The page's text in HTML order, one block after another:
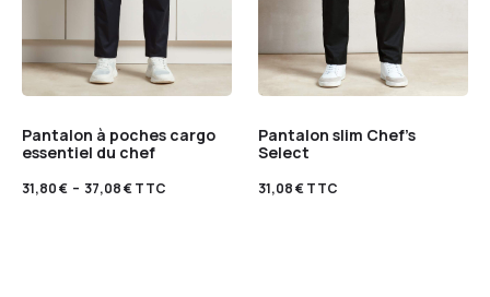
Pantalon à poches cargo
essentiel du chef
31,80€ – 37,08€TTC
Pantalon slim Chef’s
Select
31,08€TTC